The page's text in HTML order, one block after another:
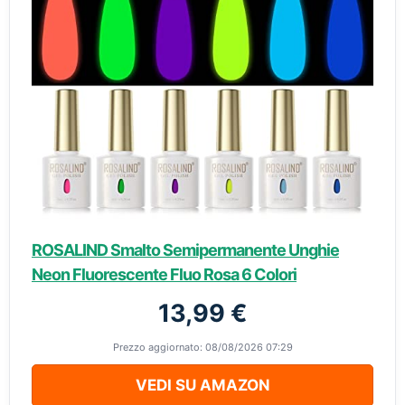
ROSALIND Smalto Semipermanente Unghie
Neon Fluorescente Fluo Rosa 6 Colori
13,99 €
Prezzo aggiornato: 08/08/2026 07:29
VEDI SU AMAZON